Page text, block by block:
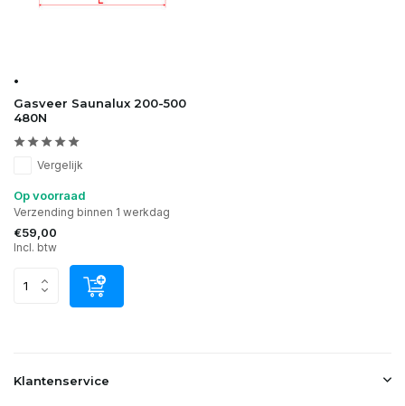
•
Gasveer Saunalux 200-500
480N
Vergelijk
Op voorraad
Verzending binnen 1 werkdag
€59,00
Incl. btw
Klantenservice